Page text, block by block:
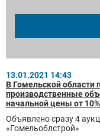
13.01.2021 14:43
В Гомельской
производственные
начальной цены от
Объявлено сразу 4
«Гомельоблстрой»